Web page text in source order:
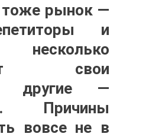
рынок —
и
свои
другие —
Причины
вовсе не в